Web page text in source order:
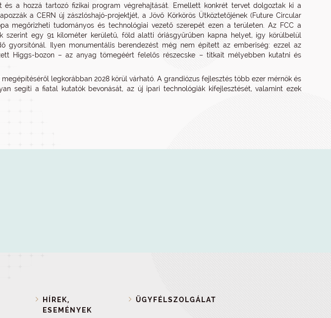
és a hozzá tartozó fizikai program végrehajtását. Emellett konkrét tervet dolgoztak ki a
a CERN új zászlóshajó-projektjét, a Jövő Körkörös Ütköztetőjének (Future Circular
megőrizheti tudományos és technológiai vezető szerepét ezen a területen. Az FCC a
szerint egy 91 kilométer kerületű, föld alatti óriásgyűrűben kapna helyet, így körülbelül
gyorsítónál. Ilyen monumentális berendezést még nem épített az emberiség: ezzel az
Higgs-bozon – az anyag tömegéért felelős részecske – titkait mélyebben kutatni és
megépítéséről legkorábban 2028 körül várható. A grandiózus fejlesztés több ezer mérnök és
segíti a fiatal kutatók bevonását, az új ipari technológiák kifejlesztését, valamint ezek
HÍREK,
ESEMÉNYEK
ÜGYFÉLSZOLGÁLAT